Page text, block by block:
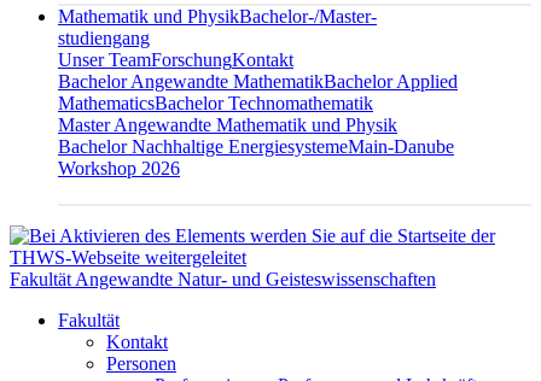
Mathematik und PhysikBachelor-/Master-
studiengang
Unser TeamForschungKontakt
Bachelor Angewandte MathematikBachelor Applied
MathematicsBachelor Technomathematik
Master Angewandte Mathematik und Physik
Bachelor Nachhaltige EnergiesystemeMain-Danube
Workshop 2026
Fakultät Angewandte Natur- und Geisteswissenschaften
Fakultät
Kontakt
Personen